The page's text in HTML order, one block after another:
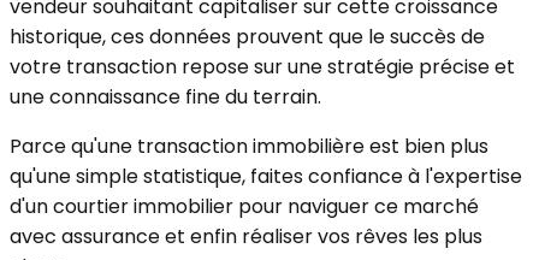
vendeur souhaitant capitaliser sur cette croissance
historique, ces données prouvent que le succès de
votre transaction repose sur une stratégie précise et
une connaissance fine du terrain.
Parce qu'une transaction immobilière est bien plus
qu'une simple statistique, faites confiance à l'expertise
d'un courtier immobilier pour naviguer ce marché
avec assurance et enfin réaliser vos rêves les plus